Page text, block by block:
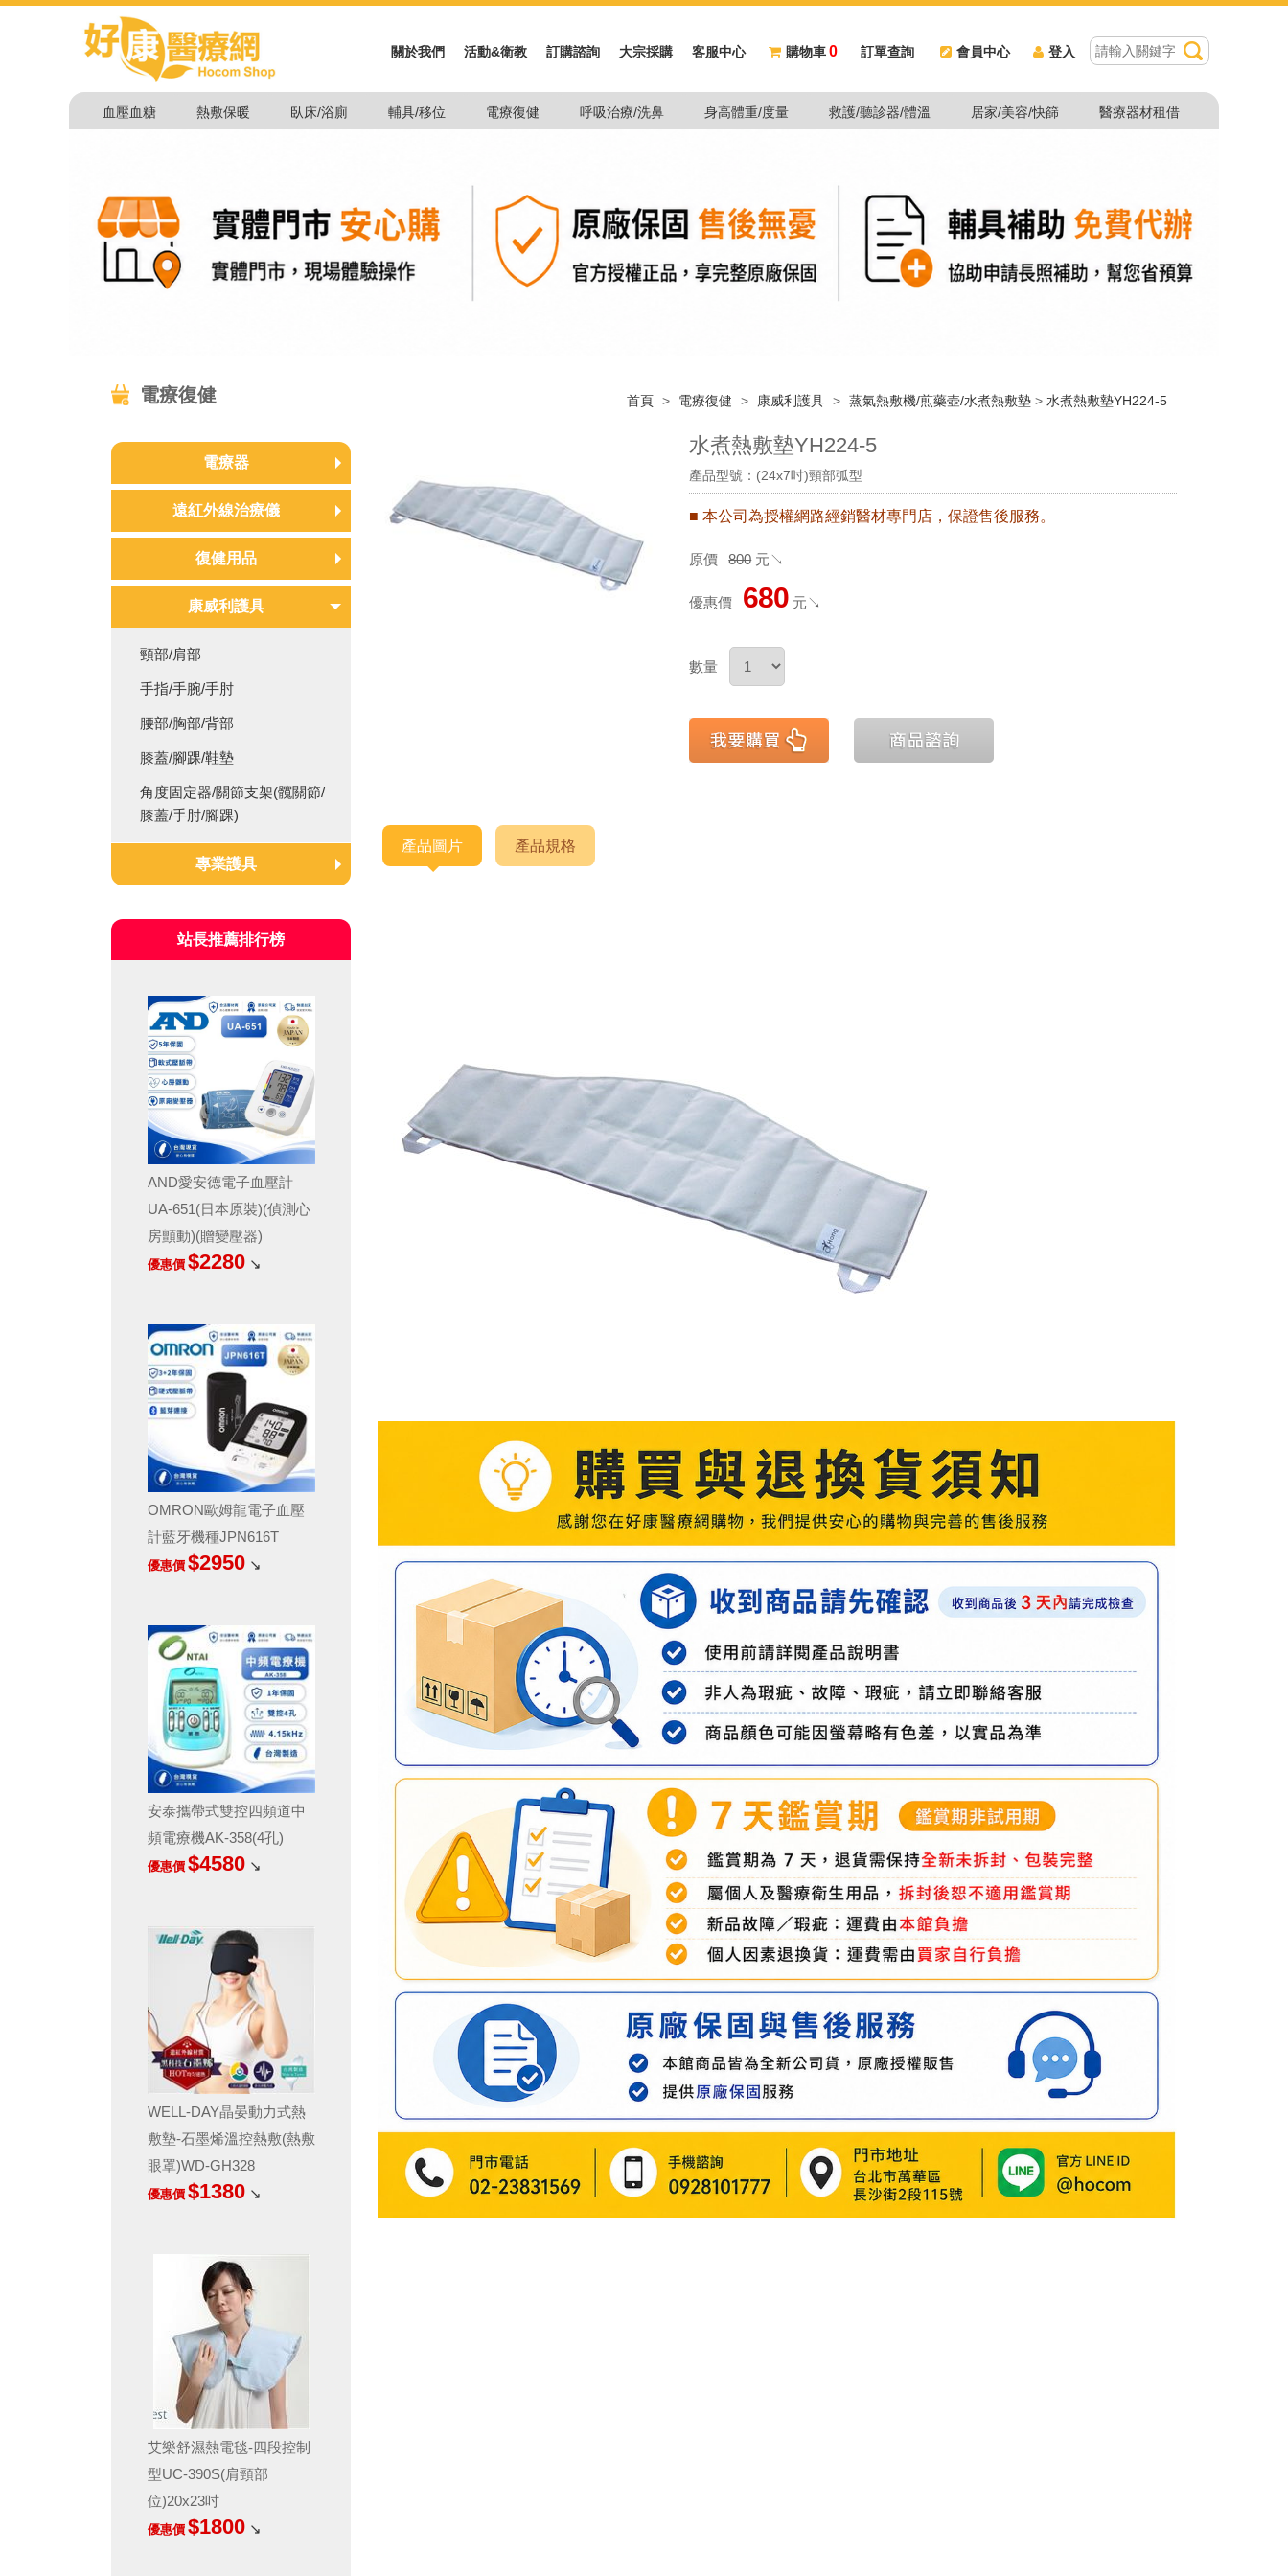
關於我們 活動&衛教 訂購諮詢 大宗採購 客服中心 購物車0 訂單查詢 會員中心 登入
血壓血糖 熱敷保暖 臥床/浴廁 輔具/移位 電療復健 呼吸治療/洗鼻 身高體重/度量 救護/聽診器/體溫 居家/美容/快篩 醫療器材租借
電療復健 首頁 > 電療復健 > 康威利護具 > 蒸氣熱敷機/煎藥壺/水煮熱敷墊 > 水煮熱敷墊YH224-5
電療器
中頻電療機
低週波治療器
遠紅外線治療儀
遠紅外線治療儀
紅外線照護燈
復健用品
電動復健車/手腳訓練器
引器/拉筋板
拔罐器/銅人/十字按摩器
蒸氣熱敷機/水煮熱敷墊
整脊床/指壓床/推拿床
復健/訓練/遊戲器材
康威利護具
頸部/肩部
手指/手腕/手肘
腰部/胸部/背部
膝蓋/腳踝/鞋墊
角度固定器/關節支架(髖關節/
膝蓋/手肘/腳踝)
專業護具
耐護NEOMED
站長推薦排行榜
AND愛安德電子血壓計
UA-651(日本原裝)(偵測心
房顫動)(贈變壓器)
優惠價 $2280↘
OMRON歐姆龍電子血壓
計藍牙機種JPN616T
優惠價 $2950↘
安泰攜帶式雙控四頻道中
頻電療機AK-358(4孔)
優惠價 $4580↘
WELL-DAY晶晏動力式熱
敷墊-石墨烯溫控熱敷(熱敷
眼罩)WD-GH328
優惠價 $1380↘
艾樂舒濕熱電毯-四段控制
型UC-390S(肩頸部
位)20x23吋
優惠價 $1800↘
水煮熱敷墊YH224-5
產品型號：(24x7吋)頸部弧型
■ 本公司為授權網路經銷醫材專門店，保證售後服務。
原價 800元↘
優惠價 680 元↘
數量
產品圖片 產品規格